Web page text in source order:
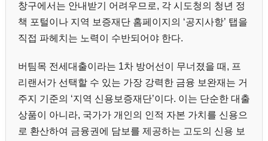
창구에서는 안내받기 어려우므로, 각 시도청의 청년 정
책 포털이나 지역 보증재단 홈페이지의 ‘공지사항’ 탭을
직접 파헤치는 노력이 수반되어야 한다.
버팀목 전세대출이라는 1차 방어선이 무너졌을 때, 프
리랜서가 선택할 수 있는 가장 강력한 금융 보완재는 거
주지 기준의 ‘지역 신용보증재단’이다. 이는 단순한 대출
상품이 아니라, 국가가 개인의 인적 자본 가치를 신용으
로 환산하여 금융권에 담보를 제공하는 고도의 신용 보